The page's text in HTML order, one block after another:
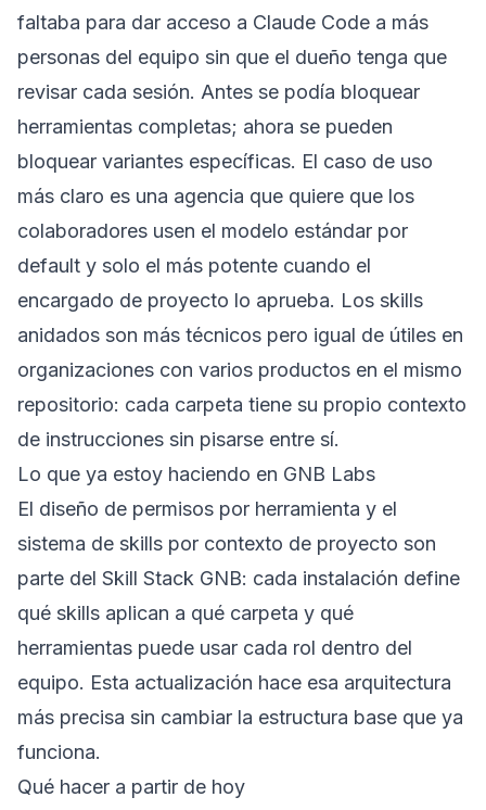
faltaba para dar acceso a Claude Code a más
personas del equipo sin que el dueño tenga que
revisar cada sesión. Antes se podía bloquear
herramientas completas; ahora se pueden
bloquear variantes específicas. El caso de uso
más claro es una agencia que quiere que los
colaboradores usen el modelo estándar por
default y solo el más potente cuando el
encargado de proyecto lo aprueba. Los skills
anidados son más técnicos pero igual de útiles en
organizaciones con varios productos en el mismo
repositorio: cada carpeta tiene su propio contexto
de instrucciones sin pisarse entre sí.
Lo que ya estoy haciendo en GNB Labs
El diseño de permisos por herramienta y el
sistema de skills por contexto de proyecto son
parte del Skill Stack GNB: cada instalación define
qué skills aplican a qué carpeta y qué
herramientas puede usar cada rol dentro del
equipo. Esta actualización hace esa arquitectura
más precisa sin cambiar la estructura base que ya
funciona.
Qué hacer a partir de hoy